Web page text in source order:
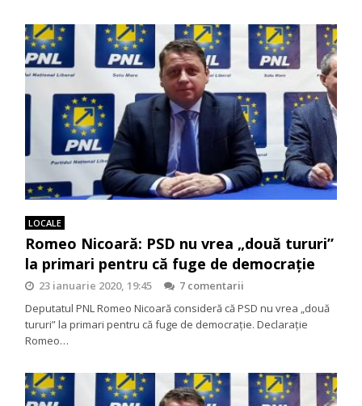
LOCALE
Romeo Nicoară: PSD nu vrea „două tururi”
la primari pentru că fuge de democrație
23 ianuarie 2020, 19:45
7 comentarii
Deputatul PNL Romeo Nicoară consideră că PSD nu vrea „două
tururi” la primari pentru că fuge de democrație. Declarație
Romeo…